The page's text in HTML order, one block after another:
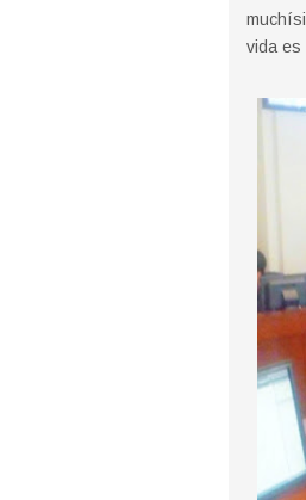
vida es